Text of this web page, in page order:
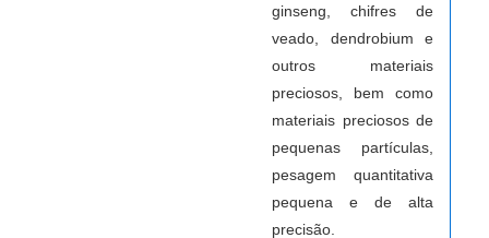
ginseng, chifres de
veado, dendrobium e
outros materiais
preciosos, bem como
materiais preciosos de
pequenas partículas,
pesagem quantitativa
pequena e de alta
precisão.